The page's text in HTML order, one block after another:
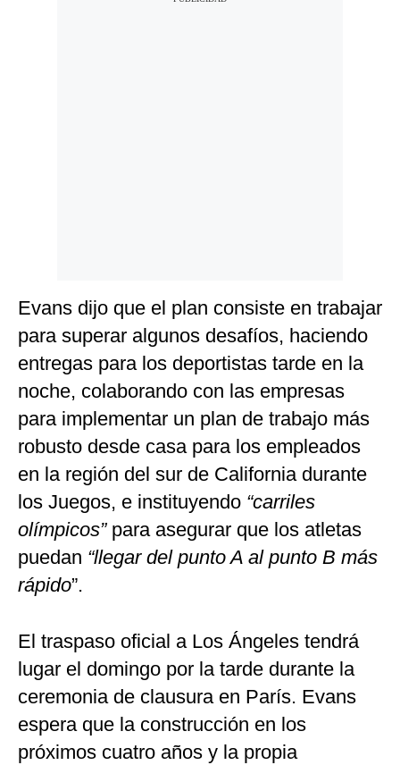
Evans dijo que el plan consiste en trabajar
para superar algunos desafíos, haciendo
entregas para los deportistas tarde en la
noche, colaborando con las empresas
para implementar un plan de trabajo más
robusto desde casa para los empleados
en la región del sur de California durante
los Juegos, e instituyendo “carriles
olímpicos” para asegurar que los atletas
puedan “llegar del punto A al punto B más
rápido”.
El traspaso oficial a Los Ángeles tendrá
lugar el domingo por la tarde durante la
ceremonia de clausura en París. Evans
espera que la construcción en los
próximos cuatro años y la propia